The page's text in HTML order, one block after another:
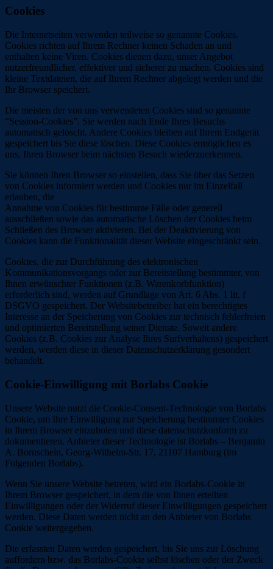
Cookies
Die Internetseiten verwenden teilweise so genannte Cookies.
Cookies richten auf Ihrem Rechner keinen Schaden an und
enthalten keine Viren. Cookies dienen dazu, unser Angebot
nutzerfreundlicher, effektiver und sicherer zu machen. Cookies sind
kleine Textdateien, die auf Ihrem Rechner abgelegt werden und die
Ihr Browser speichert.
Die meisten der von uns verwendeten Cookies sind so genannte
“Session-Cookies”. Sie werden nach Ende Ihres Besuchs
automatisch gelöscht. Andere Cookies bleiben auf Ihrem Endgerät
gespeichert bis Sie diese löschen. Diese Cookies ermöglichen es
uns, Ihren Browser beim nächsten Besuch wiederzuerkennen.
Sie können Ihren Browser so einstellen, dass Sie über das Setzen
von Cookies informiert werden und Cookies nur im Einzelfall
erlauben, die
Annahme von Cookies für bestimmte Fälle oder generell
ausschließen sowie das automatische Löschen der Cookies beim
Schließen des Browser aktivieren. Bei der Deaktivierung von
Cookies kann die Funktionalität dieser Website eingeschränkt sein.
Cookies, die zur Durchführung des elektronischen
Kommunikationsvorgangs oder zur Bereitstellung bestimmter, von
Ihnen erwünschter Funktionen (z.B. Warenkorbfunktion)
erforderlich sind, werden auf Grundlage von Art. 6 Abs. 1 lit. f
DSGVO gespeichert. Der Websitebetreiber hat ein berechtigtes
Interesse an der Speicherung von Cookies zur technisch fehlerfreien
und optimierten Bereitstellung seiner Dienste. Soweit andere
Cookies (z.B. Cookies zur Analyse Ihres Surfverhaltens) gespeichert
werden, werden diese in dieser Datenschutzerklärung gesondert
behandelt.
Cookie-Einwilligung mit Borlabs Cookie
Unsere Website nutzt die Cookie-Consent-Technologie von Borlabs
Cookie, um Ihre Einwilligung zur Speicherung bestimmter Cookies
in Ihrem Browser einzuholen und diese datenschutzkonform zu
dokumentieren. Anbieter dieser Technologie ist Borlabs – Benjamin
A. Bornschein, Georg-Wilhelm-Str. 17, 21107 Hamburg (im
Folgenden Borlabs).
Wenn Sie unsere Website betreten, wird ein Borlabs-Cookie in
Ihrem Browser gespeichert, in dem die von Ihnen erteilten
Einwilligungen oder der Widerruf dieser Einwilligungen gespeichert
werden. Diese Daten werden nicht an den Anbieter von Borlabs
Cookie weitergegeben.
Die erfassten Daten werden gespeichert, bis Sie uns zur Löschung
auffordern bzw. das Borlabs-Cookie selbst löschen oder der Zweck